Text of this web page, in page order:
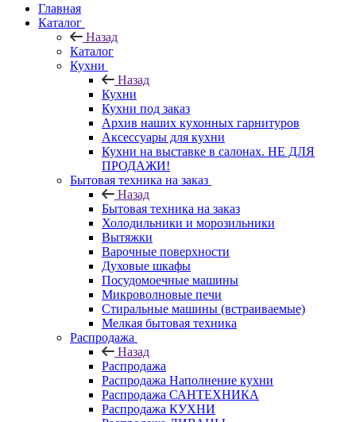
Главная
Каталог
Назад
Каталог
Кухни
Назад
Кухни
Кухни под заказ
Архив наших кухонных гарнитуров
Аксессуары для кухни
Кухни на выставке в салонах. НЕ ДЛЯ
ПРОДАЖИ!
Бытовая техника на заказ
Назад
Бытовая техника на заказ
Холодильники и морозильники
Вытяжки
Варочные поверхности
Духовые шкафы
Посудомоечные машины
Микроволновые печи
Стиральные машины (встраиваемые)
Мелкая бытовая техника
Распродажа
Назад
Распродажа
Распродажа Наполнение кухни
Распродажа САНТЕХНИКА
Распродажа КУХНИ